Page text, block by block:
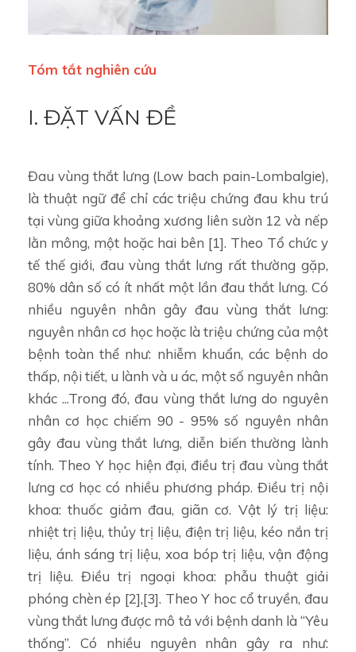
Tóm tắt nghiên cứu
I. ĐẶT VẤN ĐỀ
Đau vùng thắt lưng (Low bach pain-Lombalgie),
là thuật ngữ để chỉ các triệu chứng đau khu trú
tại vùng giữa khoảng xương liên sườn 12 và nếp
lằn mông, một hoặc hai bên [1]. Theo Tổ chức y
tế thế giới, đau vùng thắt lưng rất thường gặp,
80% dân số có ít nhất một lần đau thắt lưng. Có
nhiều nguyên nhân gây đau vùng thắt lưng:
nguyên nhân cơ học hoặc là triệu chứng của một
bệnh toàn thể như: nhiễm khuẩn, các bệnh do
thấp, nội tiết, u lành và u ác, một số nguyên nhân
khác ...Trong đó, đau vùng thắt lưng do nguyên
nhân cơ học chiếm 90 - 95% số nguyên nhân
gây đau vùng thắt lưng, diễn biến thường lành
tính. Theo Y học hiện đại, điều trị đau vùng thắt
lưng cơ học có nhiều phương pháp. Điều trị nội
khoa: thuốc giảm đau, giãn cơ. Vật lý trị liệu:
nhiệt trị liệu, thủy trị liệu, điện trị liệu, kéo nắn trị
liệu, ánh sáng trị liệu, xoa bóp trị liệu, vận động
trị liệu. Điều trị ngoại khoa: phẫu thuật giải
phóng chèn ép [2],[3]. Theo Y hoc cổ truyền, đau
vùng thắt lưng được mô tả với bệnh danh là “Yêu
thống”. Có nhiều nguyên nhân gây ra như: